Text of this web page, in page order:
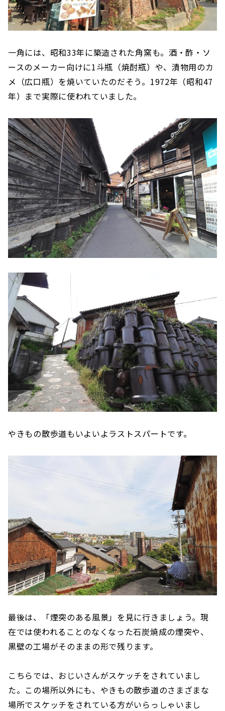
一角には、昭和33年に築造された角窯も。酒・酢・ソ
ースのメーカー向けに1斗瓶（焼酎瓶）や、漬物用のカ
メ（広口瓶）を焼いていたのだそう。1972年（昭和47
年）まで実際に使われていました。
やきもの散歩道もいよいよラストスパートです。
最後は、「煙突のある風景」を見に行きましょう。現
在では使われることのなくなった石炭焼成の煙突や、
黒壁の工場がそのままの形で残ります。
こちらでは、おじいさんがスケッチをされていまし
た。この場所以外にも、やきもの散歩道のさまざまな
場所でスケッチをされている方がいらっしゃいまし